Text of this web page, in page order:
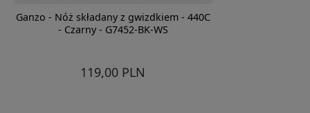
Ganzo - Nóż składany z gwizdkiem - 440C
- Czarny - G7452-BK-WS
119,00 PLN